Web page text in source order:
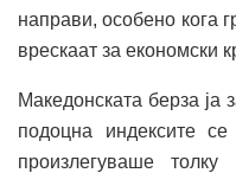
направи, особено кога
врескаат за економски
Македонската берза ја
подоцна индексите се
произлегуваше